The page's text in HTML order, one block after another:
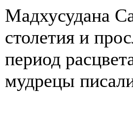
Мадхусудана
столетия и
период
мудрецы